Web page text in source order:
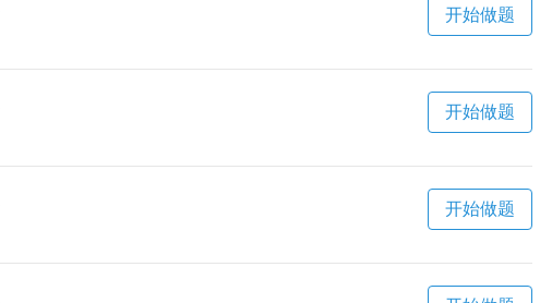
开始做题
开始做题
开始做题